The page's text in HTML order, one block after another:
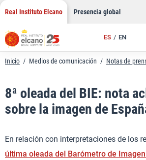
Saltar
contenido
Real Instituto Elcano Presencia global
ES EN
Inicio / Medios de comunicación / Notas de
8ª oleada del BIE: nota
sobre la imagen de
En relación con interpretaciones de los
última oleada del Barómetro de